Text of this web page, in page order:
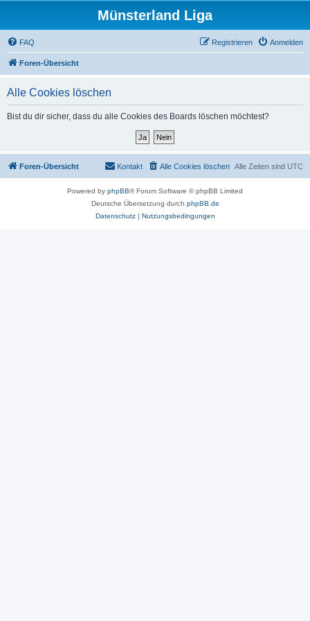
Münsterland Liga
FAQ Anmelden
Registrieren
Foren-Übersicht
Alle Cookies löschen
Bist du dir sicher, dass du alle Cookies des Boards löschen möchtest?
Foren-Übersicht Alle Zeiten sind UTC
Alle Cookies löschen
Kontakt
Powered by phpBB® Forum Software © phpBB Limited
Deutsche Übersetzung durch phpBB.de
Datenschutz| Nutzungsbedingungen